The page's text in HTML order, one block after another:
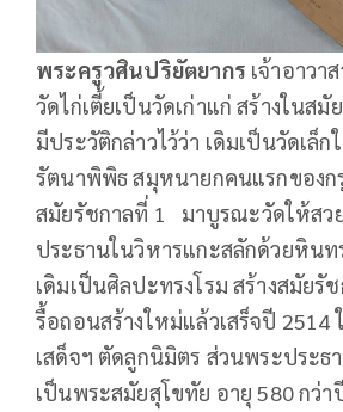
พระครูวศินปริยัตยากร เจ้าอาวา
วัดไก่เตี้ยเป็นวัดเก่าแก่ สร้างในส
มีประวัติกล่าวไว้ว่า เดิมเป็นวัดเล็
รัตนาพิพิธ สมุหนายกคนแรกของก
สมัยรัชกาลที่ 1 มาบูรณะวัดให้สว
ประธานในวิหารแกะสลักด้วยหินท
เดิมเป็นศิลปะทรงโรม สร้างสมัยรั
รื้อถอนสร้างใหม่แล้วเสร็จปี 2514
เสด็จฯ ตัดลูกนิมิตร ส่วนพระประธ
เป็นพระสมัยสุโขทัย อายุ 580 กว่